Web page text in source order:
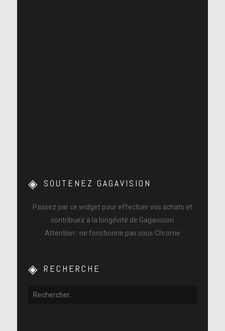
SOUTENEZ GAGAVISION
Passez par ce widget pour effectuer vos achats et
contribuez à la longévité de Gagavision
Attention : ne fonctionne pas sous Chrome
RECHERCHE